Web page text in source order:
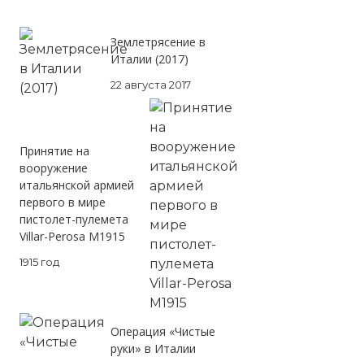
Землетрясение в
Италии (2017)
22 августа 2017
Принятие на
вооружение
итальянской армией
первого в мире
пистолет-пулемета
Villar-Perosa M1915
1915 год
Операция «Чистые
руки» в Италии